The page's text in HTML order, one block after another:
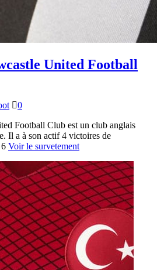
United Football
0
Football Club est un club anglais
Il a à son actif 4 victoires de
Voir le survetement